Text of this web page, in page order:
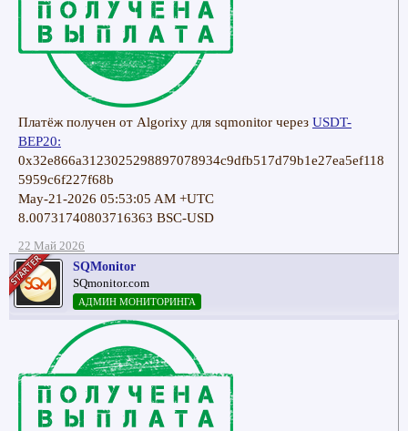
Платёж получен от Algorixy для sqmonitor через USDT-
BEP20:
0x32e866a3123025298897078934c9dfb517d79b1e27ea5ef118
5959c6f227f68b
May-21-2026 05:53:05 AM +UTC
8.00731740803716363 BSC-USD
22 Май 2026
SQMonitor
SQmonitor.com
АДМИН МОНИТОРИНГА